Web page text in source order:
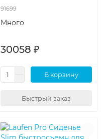
91699
Много
30058 ₽
В корзину
Быстрый заказ